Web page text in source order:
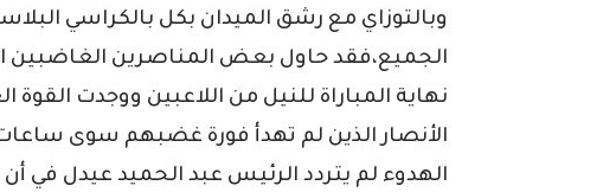
وبالتوزاي مع رشق الميدان بكل بالكراسي
الجميع،فقد حاول بعض المناصرين
نهاية المباراة للنيل من اللاعبين ووجدت
الأنصار الذين لم تهدأ فورة غضبهم سوى
الهدوء لم يتردد الرئيس عبد الحميد عيدل في